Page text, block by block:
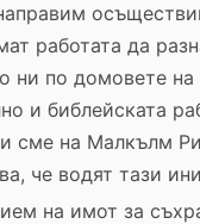
работата да
ни по домовете на
и библейската
сме на Малкълм
че водят тази
на имот за